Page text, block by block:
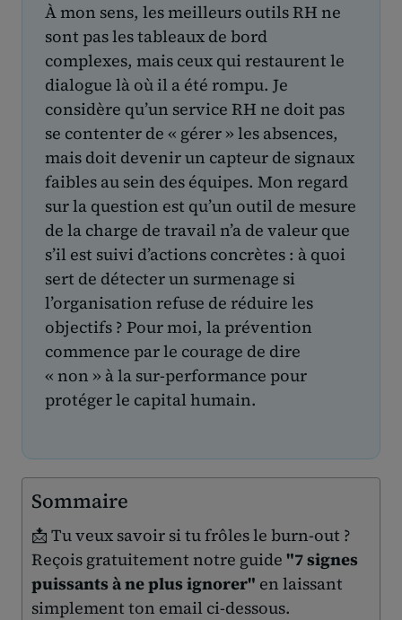
À mon sens, les meilleurs outils RH ne
sont pas les tableaux de bord
complexes, mais ceux qui restaurent le
dialogue là où il a été rompu. Je
considère qu’un service RH ne doit pas
se contenter de « gérer » les absences,
mais doit devenir un capteur de signaux
faibles au sein des équipes. Mon regard
sur la question est qu’un outil de mesure
de la charge de travail n’a de valeur que
s’il est suivi d’actions concrètes : à quoi
sert de détecter un surmenage si
l’organisation refuse de réduire les
objectifs ? Pour moi, la prévention
commence par le courage de dire
« non » à la sur-performance pour
protéger le capital humain.
Sommaire
📩 Tu veux savoir si tu frôles le burn-out ?
Reçois gratuitement notre guide "7 signes
puissants à ne plus ignorer" en laissant
simplement ton email ci-dessous.